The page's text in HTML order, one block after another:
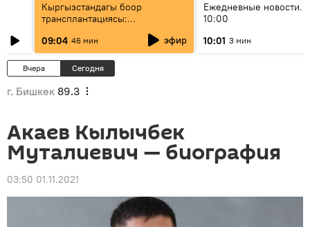
Кыргызстандагы боор
трансплантациясы:
жетишкендиктер жана өнүгүү
келечеги
09:04 46 мин эфир
Ежедневные новости.
10:00
10:01 3 мин
Вчера Сегодня
г. Бишкек 89.3
Акаев Кылычбек
Муталиевич — биография
03:50 01.11.2021